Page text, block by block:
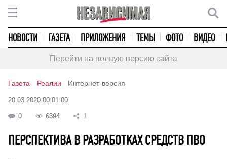
НОВОСТИ ГАЗЕТА ПРИЛОЖЕНИЯ ТЕМЫ ФОТО ВИДЕО
Перейти на полную версию сайта
Газета Реалии Интернет-версия
20.03.2020 00:01:00
0 6394 1
ПЕРСПЕКТИВА В РАЗРАБОТКАХ СРЕДСТВ ПВО